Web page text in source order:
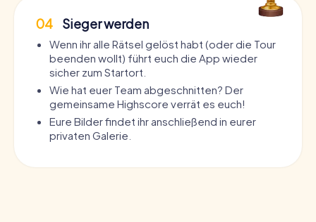
04 Sieger werden
Wenn ihr alle Rätsel gelöst habt (oder die Tour
beenden wollt) führt euch die App wieder
sicher zum Startort.
Wie hat euer Team abgeschnitten? Der
gemeinsame Highscore verrät es euch!
Eure Bilder findet ihr anschließend in eurer
privaten Galerie.